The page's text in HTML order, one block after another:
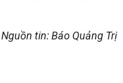
Nguồn tin: Báo Quảng Trị